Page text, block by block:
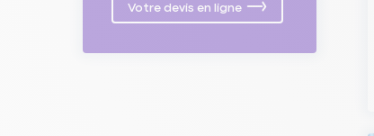
Votre devis en ligne